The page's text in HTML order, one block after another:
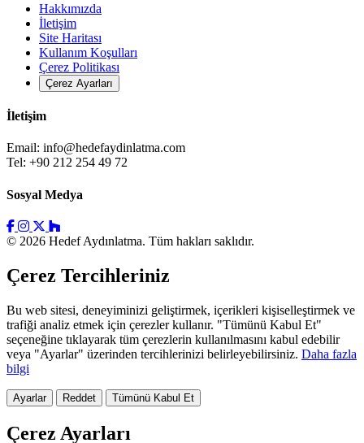
Hakkımızda
İletişim
Site Haritası
Kullanım Koşulları
Çerez Politikası
Çerez Ayarları
İletişim
Email: info@hedefaydinlatma.com
Tel: +90 212 254 49 72
Sosyal Medya
© 2026 Hedef Aydınlatma. Tüm hakları saklıdır.
Çerez Tercihleriniz
Bu web sitesi, deneyiminizi geliştirmek, içerikleri kişiselleştirmek ve
trafiği analiz etmek için çerezler kullanır. "Tümünü Kabul Et"
seçeneğine tıklayarak tüm çerezlerin kullanılmasını kabul edebilir
veya "Ayarlar" üzerinden tercihlerinizi belirleyebilirsiniz. Daha fazla
bilgi
Ayarlar Reddet Tümünü Kabul Et
Çerez Ayarları